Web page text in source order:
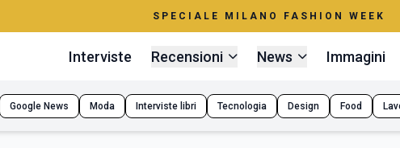
SPECIALE MILANO FASHION WEEK
Interviste Recensioni News Immagini
Google News Moda Interviste libri Tecnologia Design Food